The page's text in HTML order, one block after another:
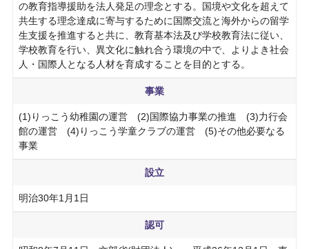
の教育指導援助を法人発足の理念とする。国境や文化を超えて
共生する理念達成に寄与するために国際交流と海外からの留学
生支援を推進すると共に、教育基本法及び学校教育法に従い、
学校教育を行い、異文化に触れ合う環境の中で、よりよき社会
人・国際人となる人材を育成することを目的とする。
事業
(1)りっこう幼稚園の運営 (2)国際協力事業の推進 (3)力行会
館の運営 (4)りっこう学童クラブの運営 (5)その他必要なる
事業
設立
明治30年1月1日
認可